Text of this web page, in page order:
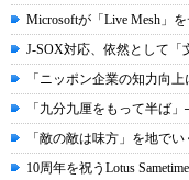
Microsoftが「Live Mesh」
J-SOX対応、依然として「
「ニッポン企業の知力向
「九分九厘をもって半ば
「敵の敵は味方」を地でい
10周年を祝うLotus